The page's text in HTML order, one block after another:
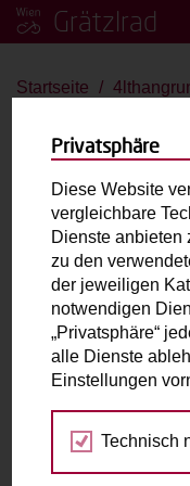
Grätzlrad
Startseite
Olynko JSM1
bis 2 Kinder
Max. zulässiges
Person):200kg
Laderaum:L: 90cm
Privatsphäre
Diese Website
vergleichbare
Dienste anbieten
zu den
der jeweiligen
notwendigen
„Privatsphäre“
alle Dienste
Einstellungen
Technisch